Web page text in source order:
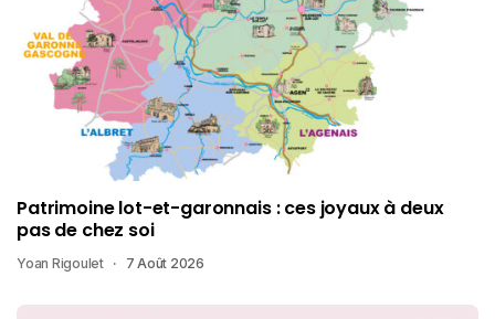
Patrimoine lot-et-garonnais : ces joyaux à deux
pas de chez soi
Yoan Rigoulet 7 Août 2026